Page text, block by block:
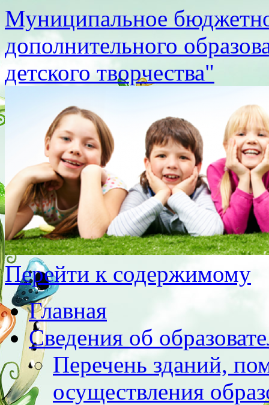
Муниципальное
дополнительного
детского творчества"
Перейти к содержимому
Главная
Сведения об
Перечень зданий,
осуществления